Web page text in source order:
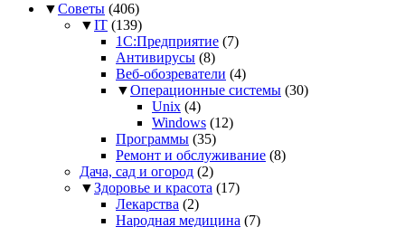
▼Советы (406)
▼IT (139)
1С:Предприятие (7)
Антивирусы (8)
Веб-обозреватели (4)
▼Операционные системы (30)
Unix (4)
Windows (12)
Программы (35)
Ремонт и обслуживание (8)
Дача, сад и огород (2)
▼Здоровье и красота (17)
Лекарства (2)
Народная медицина (7)